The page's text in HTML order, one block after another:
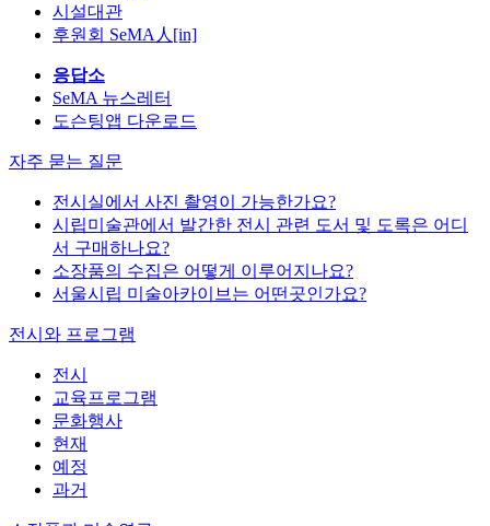
시설대관
후원회 SeMA人[in]
응답소
SeMA 뉴스레터
도슨팅앱 다운로드
자주 묻는 질문
전시실에서 사진 촬영이 가능한가요?
시립미술관에서 발간한 전시 관련 도서 및 도록은 어디
서 구매하나요?
소장품의 수집은 어떻게 이루어지나요?
서울시립 미술아카이브는 어떤곳인가요?
전시와 프로그램
전시
교육프로그램
문화행사
현재
예정
과거